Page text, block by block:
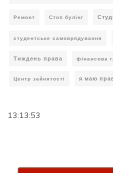
Ремонт Стоп булінг
студентське самоврядування
Тиждень права фінансова
Центр зайнятості я маю
13:13:54